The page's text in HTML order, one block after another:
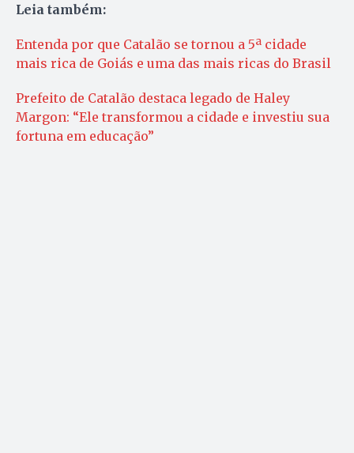
Leia também:
Entenda por que Catalão se tornou a 5ª cidade
mais rica de Goiás e uma das mais ricas do Brasil
Prefeito de Catalão destaca legado de Haley
Margon: “Ele transformou a cidade e investiu sua
fortuna em educação”